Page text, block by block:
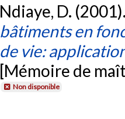
Ndiaye, D. (2001).
bâtiments en
de vie:
[Mémoire de
Non disponible